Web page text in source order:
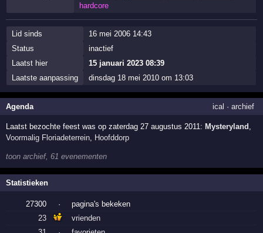
hardcore
Lid sinds
16 mei 2006 14:43
Status
inactief
Laatst hier
15 januari 2023 08:39
Laatste aanpassing
dinsdag 18 mei 2010 om 13:03
Agenda ical · archief
Laatst bezochte feest was op zaterdag 27 augustus 2011: Mysteryland ,
Voormalig Floriadeterrein, Hoofddorp
toon archief, 61 evenementen
Statistieken
27300 ·
pagina's bekeken
23
vrienden